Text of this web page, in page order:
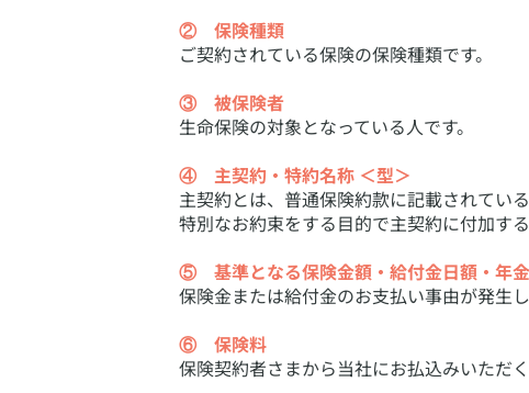
② 保険種類
ご契約されている保険の保険種類です。
③ 被保険者
生命保険の対象となっている人です。
④ 主契約・特約名称 ＜型＞
主契約とは、普通保険約款に記載されてい
特別なお約束をする目的で主契約に付加する
⑤ 基準となる保険金額・給付金日額・年
保険金または給付金のお支払い事由が発生
⑥ 保険料
保険契約者さまから当社にお払込みいただく